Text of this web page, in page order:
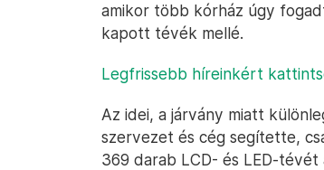
amikor több kórház úgy
kapott tévék mellé.
Legfrissebb híreinkért
Az idei, a járvány miatt
szervezet és cég segítette,
369 darab LCD- és LED-